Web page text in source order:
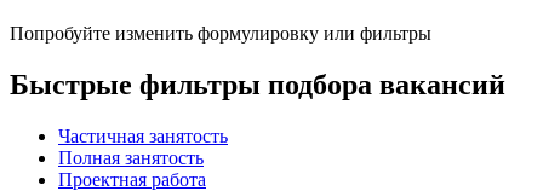
Попробуйте изменить формулировку или фильтры
Быстрые фильтры подбора вакансий
Частичная занятость
Полная занятость
Проектная работа